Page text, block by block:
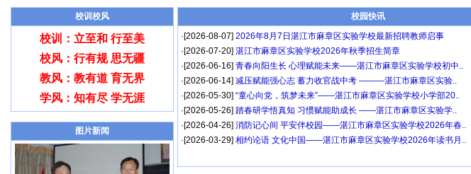
校训校风
校训：立至和 行至美
校风：行有规 思无疆
教风：教有道 育无界
学风：知有尽 学无涯
图片新闻
校园快讯
·[2026-08-07] 2026年8月7日湛江市麻章区实验学校最新招聘教师启事
·[2026-07-20] 湛江市麻章区实验学校2026年秋季招生简章
·[2026-06-16] 青春向阳生长 心理赋能未来——湛江市麻章区实验学校初中..
·[2026-06-14] 减压赋能强心志 蓄力收官战中考 ———湛江市麻章区实验..
·[2026-05-30] “童心向党，筑梦未来”——湛江市麻章区实验学校小学部20..
·[2026-05-26] 踏春研学悟真知 习惯赋能助成长 ——湛江市麻章区实验学..
·[2026-04-26] 消防记心间 平安伴校园——湛江市麻章区实验学校2026年春..
·[2026-03-29] 相约论语 文化中国——湛江市麻章区实验学校2026年读书月..